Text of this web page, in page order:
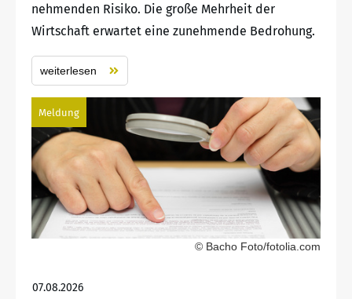
nehmenden Risiko. Die große Mehrheit der
Wirtschaft erwartet eine zunehmende Bedrohung.
weiterlesen
Meldung
© Bacho Foto/fotolia.com
07.08.2026